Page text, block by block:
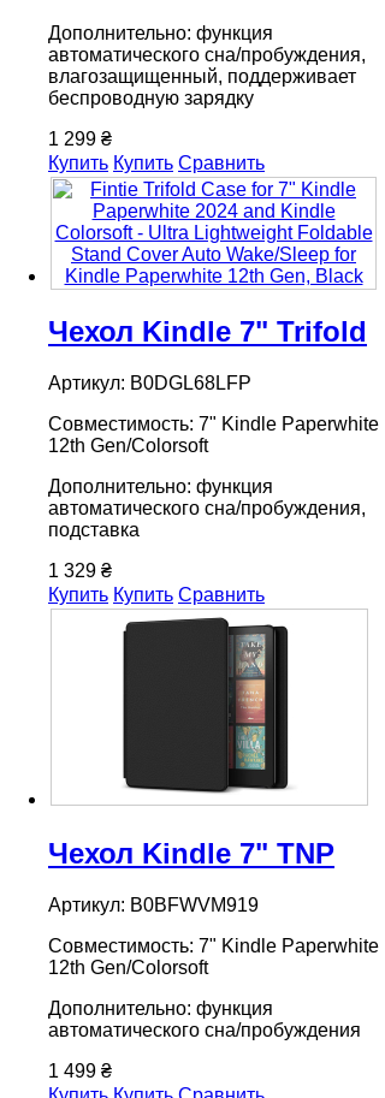
Дополнительно: функция
автоматического сна/пробуждения,
влагозащищенный, поддерживает
беспроводную зарядку
1 299 ₴
Купить Купить Сравнить
Чехол Kindle 7" Trifold
Артикул: B0DGL68LFP
Совместимость: 7" Kindle Paperwhite
12th Gen/Colorsoft
Дополнительно: функция
автоматического сна/пробуждения,
подставка
1 329 ₴
Купить Купить Сравнить
Чехол Kindle 7" TNP
Артикул: B0BFWVM919
Совместимость: 7" Kindle Paperwhite
12th Gen/Colorsoft
Дополнительно: функция
автоматического сна/пробуждения
1 499 ₴